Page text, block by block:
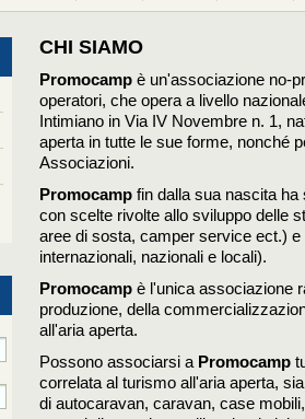
CHI SIAMO
Promocamp è un'associazione no-
operatori, che opera a livello
Intimiano in Via IV Novembre n. 1,
aperta in tutte le sue forme, nonché
Associazioni.
Promocamp fin dalla sua nascita
con scelte rivolte allo sviluppo delle
aree di sosta, camper service ect.)
internazionali, nazionali e locali).
Promocamp è l'unica associazione
produzione, della
all'aria aperta.
Possono associarsi a Promocamp
correlata al turismo all'aria aperta,
di autocaravan, caravan, case